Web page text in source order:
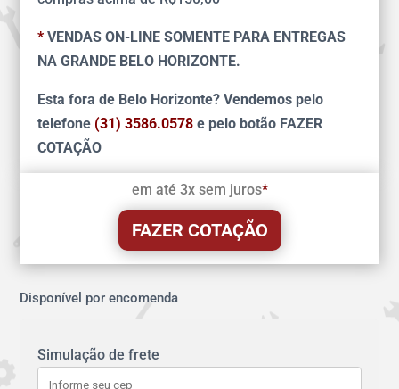
* VENDAS ON-LINE SOMENTE PARA ENTREGAS
NA GRANDE BELO HORIZONTE.
Esta fora de Belo Horizonte? Vendemos pelo
telefone (31) 3586.0578 e pelo botão FAZER
COTAÇÃO
em até 3x sem juros*
FAZER COTAÇÃO
Disponível por encomenda
Simulação de frete